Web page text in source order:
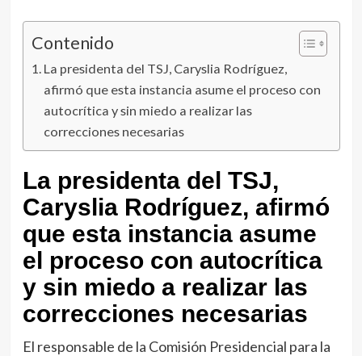
Contenido
La presidenta del TSJ, Caryslia Rodríguez,
afirmó que esta instancia asume el proceso con
autocrítica y sin miedo a realizar las
correcciones necesarias
La presidenta del TSJ,
Caryslia Rodríguez, afirmó
que esta instancia asume
el proceso con autocrítica
y sin miedo a realizar las
correcciones necesarias
El responsable de la Comisión Presidencial para la